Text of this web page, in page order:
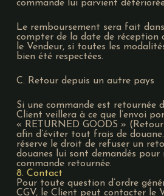
commande lui parvient
Le remboursement sera fait
compter de la date de réception
le Vendeur, si toutes les
bien été respectées.
C. Retour depuis un autre pays
Si une commande est retournée
Client veillera à ce que l’envoi
« RETURNED GOODS »
afin d’éviter tout frais de
réserve le droit de refuser un
douanes lui sont demandés pour
commande retournée.
8. Contact
Pour toute question d’ordre
CGV, le Client peut contacter le